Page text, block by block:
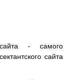
- самого
сайта